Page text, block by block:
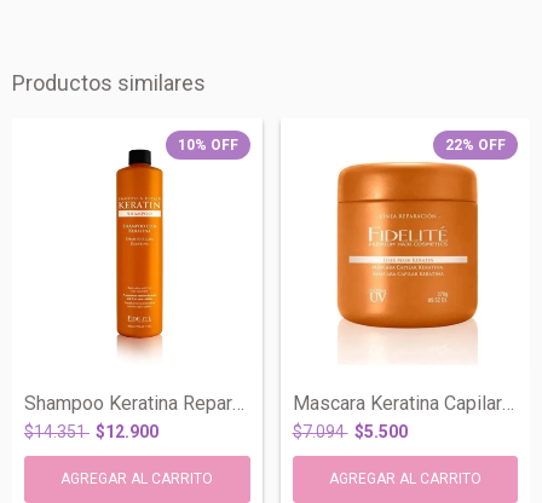
Productos similares
10% OFF
$14.351 $12.900
22% OFF
Mascara Keratina Capilar Reparacion X 27...
$7.094 $5.500